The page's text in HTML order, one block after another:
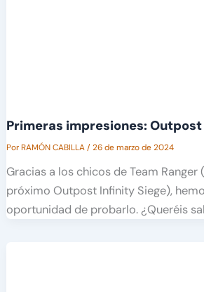
Primeras impresiones:
PorRAMÓN CABILLA/26 de marzo de 2024
Gracias a los chicos de Team Ranger
próximo Outpost Infinity Siege),
oportunidad de probarlo. ¿Queréis